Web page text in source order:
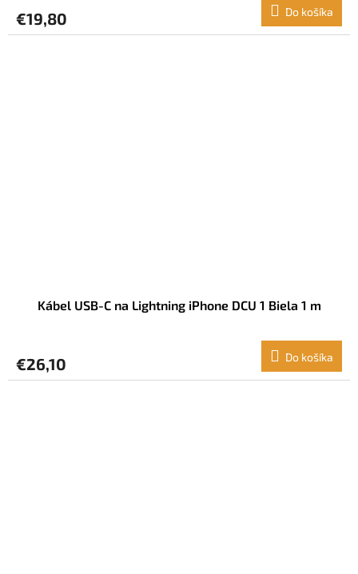
€19,80 Do košíka
Kábel USB-C na Lightning iPhone DCU 1 Biela 1 m
€26,10 Do košíka